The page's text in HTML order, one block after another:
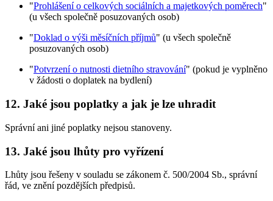
"Prohlášení o celkových sociálních a majetkových poměrech"
(u všech společně posuzovaných osob)
"Doklad o výši měsíčních příjmů" (u všech společně
posuzovaných osob)
"Potvrzení o nutnosti dietního stravování" (pokud je vyplněno
v žádosti o doplatek na bydlení)
12. Jaké jsou poplatky a jak je lze uhradit
Správní ani jiné poplatky nejsou stanoveny.
13. Jaké jsou lhůty pro vyřízení
Lhůty jsou řešeny v souladu se zákonem č. 500/2004 Sb., správní
řád, ve znění pozdějších předpisů.